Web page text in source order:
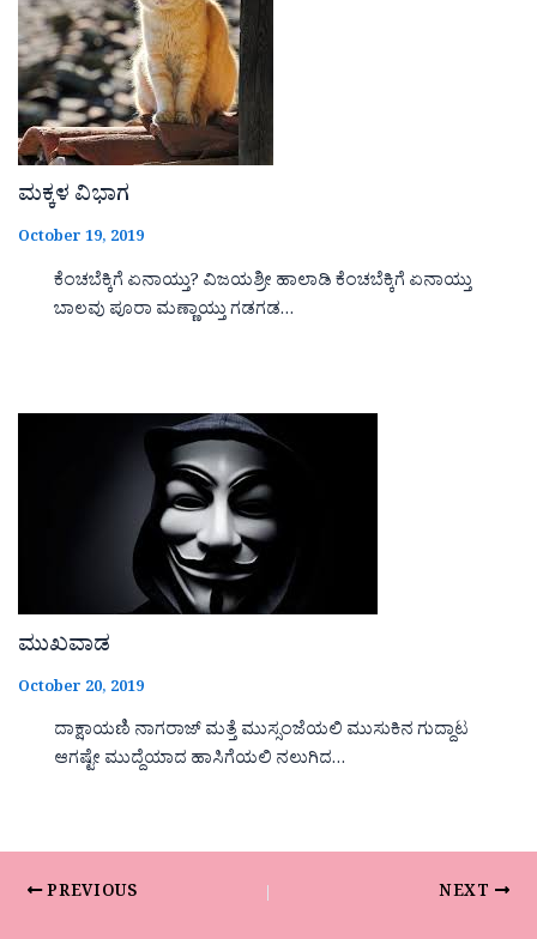
ಮಕ್ಕಳ ವಿಭಾಗ
October 19, 2019
ಕೆಂಚಬೆಕ್ಕಿಗೆ ಏನಾಯ್ತು? ವಿಜಯಶ್ರೀ ಹಾಲಾಡಿ ಕೆಂಚಬೆಕ್ಕಿಗೆ ಏನಾಯ್ತು
ಬಾಲವು ಪೂರಾ ಮಣ್ಣಾಯ್ತು ಗಡಗಡ…
ಮುಖವಾಡ
October 20, 2019
ದಾಕ್ಷಾಯಣಿ ನಾಗರಾಜ್ ಮತ್ತೆ ಮುಸ್ಸಂಜೆಯಲಿ ಮುಸುಕಿನ ಗುದ್ದಾಟ
ಆಗಷ್ಟೇ ಮುದ್ದೆಯಾದ ಹಾಸಿಗೆಯಲಿ ನಲುಗಿದ…
PREVIOUS NEXT